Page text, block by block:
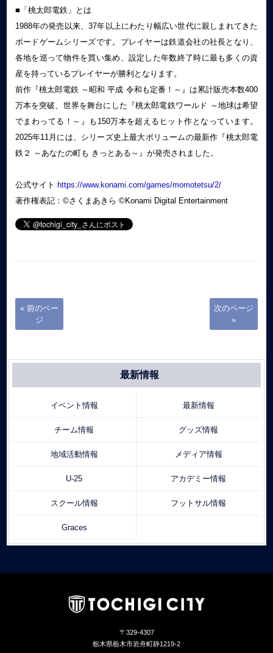
■「桃太郎電鉄」とは
1988年の発売以来、37年以上にわたり幅広い世代に親しまれてきた
ボードゲームシリーズです。プレイヤーは鉄道会社の社長となり、
各地を巡って物件を買い集め、設定した年数終了時に最も多くの資
産を持っているプレイヤーが勝利となります。
前作『桃太郎電鉄 ～昭和 平成 令和も定番！～』は累計販売本数400
万本を突破、世界を舞台にした『桃太郎電鉄ワールド ～地球は希望
でまわってる！～』も150万本を超えるヒット作となっています。
2025年11月には、シリーズ史上最大ボリュームの最新作『桃太郎電
鉄２ ～あなたの町も きっとある～』が発売されました。
公式サイト https://www.konami.com/games/momotetsu/2/
著作権表記：©さくまあきら ©Konami Digital Entertainment
« 前のペー
ジ
次のページ
»
最新情報
イベント情報 最新情報
チーム情報 グッズ情報
地域活動情報 メディア情報
U-25 アカデミー情報
スクール情報 フットサル情報
Graces
〒329-4307
栃木県栃木市岩舟町静1219-2